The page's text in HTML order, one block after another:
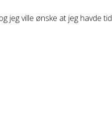
jeg ville ønske at jeg havde